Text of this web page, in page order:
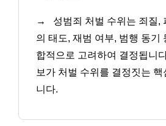
→
성범죄 처벌 수위는 죄질,
의 태도, 재범 여부, 범행 동기
합적으로 고려하여 결정됩니
보가 처벌 수위를 결정짓는
니다.